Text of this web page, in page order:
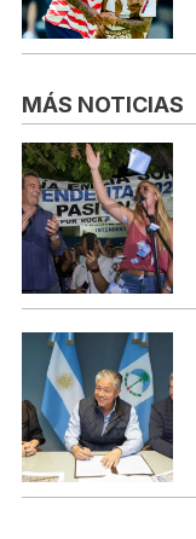
MÁS NOTICIAS